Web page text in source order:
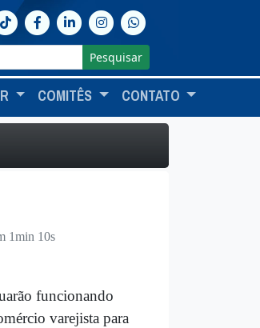
Pesquisar
COMITÊS CONTATO
1min 10s
funcionando
varejista para